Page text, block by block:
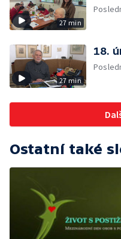
27 min
27 min
18.
Ostatní také